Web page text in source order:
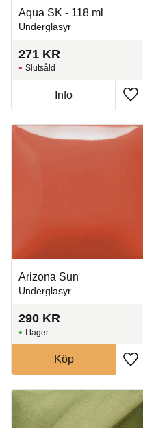
Aqua SK - 118 ml
Underglasyr
271 KR
Slutsåld
Info
Arizona Sun
Underglasyr
290 KR
I lager
Köp